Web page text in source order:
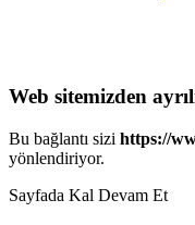
Web sitemizden
Bu bağlantı sizi https://
yönlendiriyor.
Sayfada Kal Devam Et